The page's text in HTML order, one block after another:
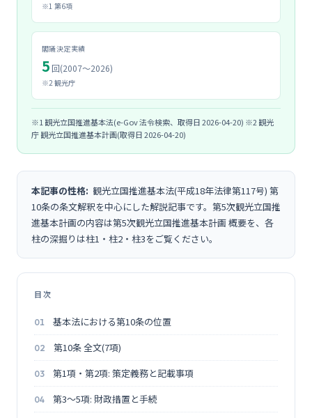
※1 第6項
閣議決定実績
5 回(2007〜2026)
※2 観光庁
※1 観光立国推進基本法(e-Gov 法令検索、取得日 2026-04-20) ※2 観光
庁 観光立国推進基本計画(取得日 2026-04-20)
本記事の性格: 観光立国推進基本法(平成18年法律第117号) 第
10条の条文解釈を中心にした解説記事です。第5次観光立国推
進基本計画の内容は第5次観光立国推進基本計画 概要を、各
柱の深掘りは柱1 ・ 柱2 ・ 柱3をご覧ください。
目次
基本法における第10条の位置
第10条 全文(7項)
第1項・第2項: 策定義務と記載事項
第3〜5項: 財政措置と手続